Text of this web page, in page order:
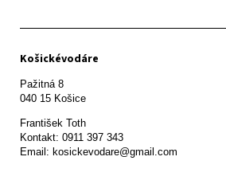
Košickévodáre
Pažitná 8
František Toth
Kontakt: 0911 397 343
Email: kosickevodare@gmail.com